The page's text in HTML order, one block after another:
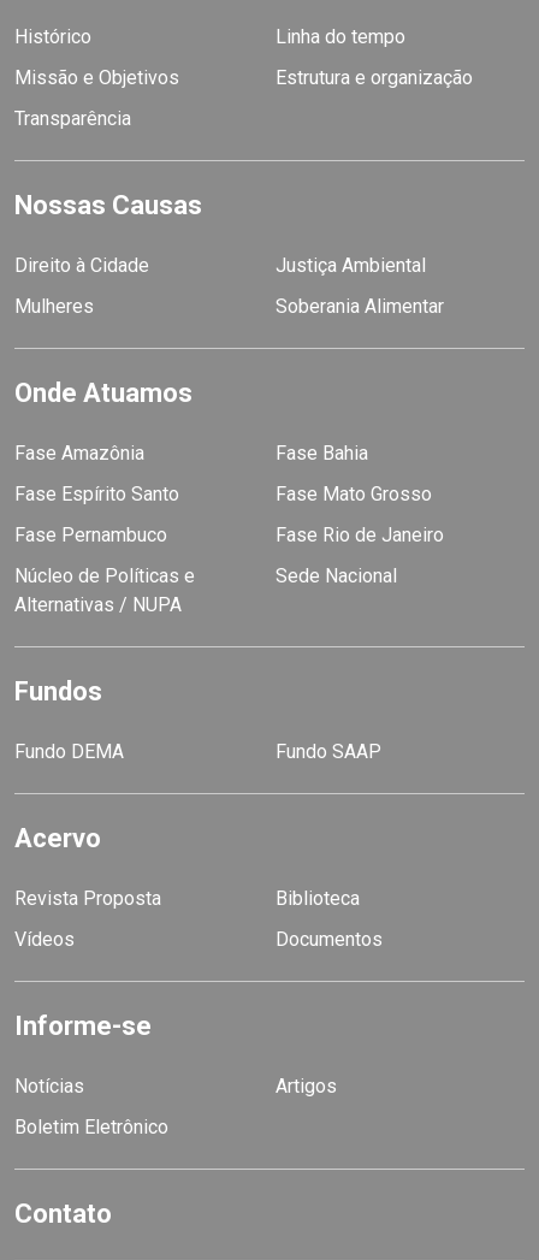
Histórico
Linha do tempo
Missão e Objetivos
Estrutura e organização
Transparência
Nossas Causas
Direito à Cidade
Justiça Ambiental
Mulheres
Soberania Alimentar
Onde Atuamos
Fase Amazônia
Fase Bahia
Fase Espírito Santo
Fase Mato Grosso
Fase Pernambuco
Fase Rio de Janeiro
Núcleo de Políticas e
Alternativas / NUPA
Sede Nacional
Fundos
Fundo DEMA Fundo SAAP
Acervo
Revista Proposta
Biblioteca
Vídeos
Documentos
Informe-se
Notícias
Artigos
Boletim Eletrônico
Contato